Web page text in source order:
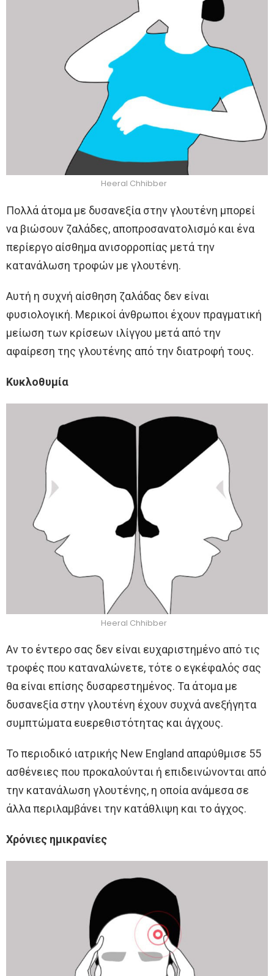
Heeral Chhibber
Πολλά άτομα με δυσανεξία στην γλουτένη μπορεί
να βιώσουν ζαλάδες, αποπροσανατολισμό και ένα
περίεργο αίσθημα ανισορροπίας μετά την
κατανάλωση τροφών με γλουτένη.
Αυτή η συχνή αίσθηση ζαλάδας δεν είναι
φυσιολογική. Μερικοί άνθρωποι έχουν πραγματική
μείωση των κρίσεων ιλίγγου μετά από την
αφαίρεση της γλουτένης από την διατροφή τους.
Κυκλοθυμία
Heeral Chhibber
Αν το έντερο σας δεν είναι ευχαριστημένο από τις
τροφές που καταναλώνετε, τότε ο εγκέφαλός σας
θα είναι επίσης δυσαρεστημένος. Τα άτομα με
δυσανεξία στην γλουτένη έχουν συχνά ανεξήγητα
συμπτώματα ευερεθιστότητας και άγχους.
Το περιοδικό ιατρικής New England απαρύθμισε 55
ασθένειες που προκαλούνται ή επιδεινώνονται από
την κατανάλωση γλουτένης, η οποία ανάμεσα σε
άλλα περιλαμβάνει την κατάθλιψη και το άγχος.
Χρόνιες ημικρανίες